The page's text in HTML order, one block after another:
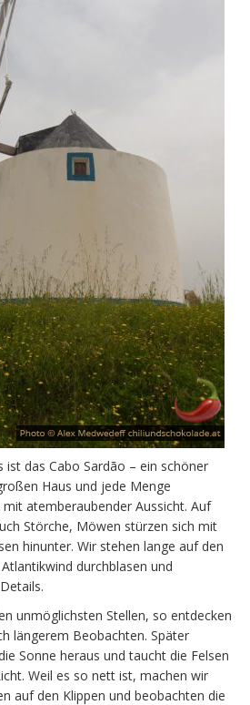
ist das Cabo Sardão – ein schöner
Haus und jede Menge
atemberaubender Aussicht. Auf
Störche, Möwen stürzen sich mit
hinunter. Wir stehen lange auf den
durchblasen und
unmöglichsten Stellen, so entdecken
längerem Beobachten. Später
Sonne heraus und taucht die Felsen
Weil es so nett ist, machen wir
auf den Klippen und beobachten die